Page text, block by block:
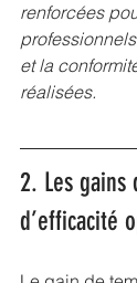
renforcées
et la
réalisées.
2. Les
d’efficacité